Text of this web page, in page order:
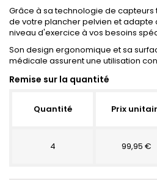
Grâce à sa technologie de capteurs
de votre plancher pelvien et adapte
niveau d'exercice à vos besoins
Son design ergonomique et sa
médicale assurent une utilisation
Remise sur la quantité
Quantité Prix
4 99,95 €